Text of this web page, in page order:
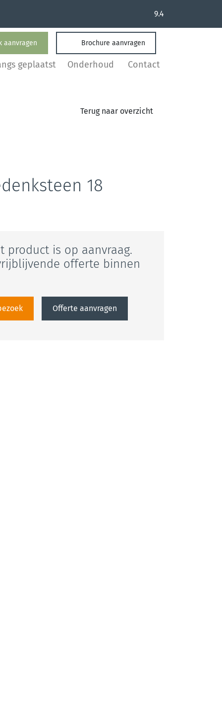
9.4
aanvragen Brochure aanvragen
geplaatst Onderhoud Contact
Terug naar overzicht
18
product is op aanvraag.
offerte binnen
Offerte aanvragen